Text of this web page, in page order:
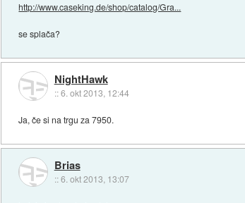
http://www.caseking.de/shop/catalog/Gra...
se splača?
NightHawk
::6. okt 2013, 12:44
Ja, če si na trgu za 7950.
Brias
::6. okt 2013, 13:07